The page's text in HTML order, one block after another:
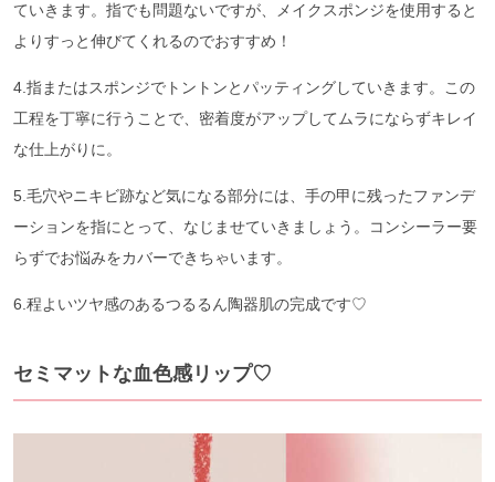
ていきます。指でも問題ないですが、メイクスポンジを使用すると
よりすっと伸びてくれるのでおすすめ！
4.指またはスポンジでトントンとパッティングしていきます。この
工程を丁寧に行うことで、密着度がアップしてムラにならずキレイ
な仕上がりに。
5.毛穴やニキビ跡など気になる部分には、手の甲に残ったファンデ
ーションを指にとって、なじませていきましょう。コンシーラー要
らずでお悩みをカバーできちゃいます。
6.程よいツヤ感のあるつるるん陶器肌の完成です♡
セミマットな血色感リップ♡